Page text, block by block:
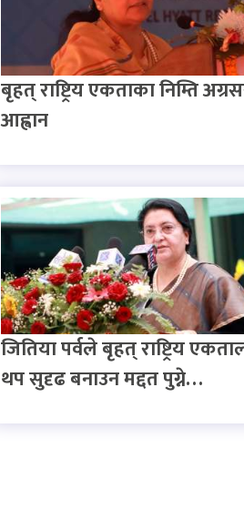
बृहत् राष्ट्रिय एकताका निम्ति
आह्वान
जितिया पर्वले बृहत् राष्ट्रिय
थप सुदृढ बनाउन मद्दत पुग्ने…